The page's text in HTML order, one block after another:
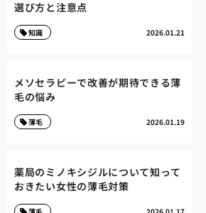
選び方と注意点
2026.01.21
知識
メソセラピーで改善が期待できる薄
毛の悩み
2026.01.19
薄毛
薬局のミノキシジルについて知って
おきたい女性の薄毛対策